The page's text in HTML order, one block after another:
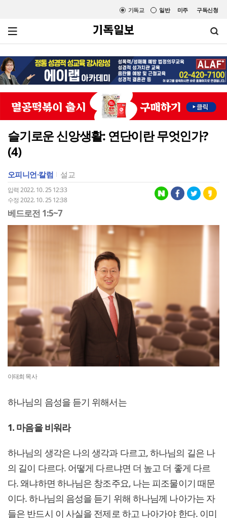
미주 구독신청
일반
기독교
슬기로운 신앙생활: 연단이란 무엇인가?
(4)
오피니언·칼럼 설교
입력 2022. 10. 25 12:33
수정 2022. 10. 25 12:38
베드로전 1:5~7
이태희 목사
하나님의 음성을 듣기 위해서는
1. 마음을 비워라
하나님의 생각은 나의 생각과 다르고, 하나님의 길은 나
의 길이 다르다. 어떻게 다르냐면 더 높고 더 좋게 다르
다. 왜냐하면 하나님은 창조주요, 나는 피조물이기 때문
이다. 하나님의 음성을 듣기 위해 하나님께 나아가는 자
들은 반드시 이 사실을 전제로 하고 나아가야 한다. 이미